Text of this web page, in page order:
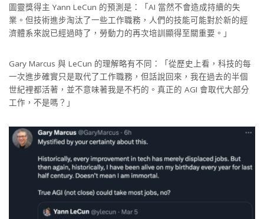
圖靈獎得主 Yann LeCun 的預測是：「AI 當然不會造成持續的失
業。但技術進步淘汰了一些工作職務，人們的技能可能對於新的經
濟體系來說已經過時了，勞動力的再次培訓顯得至關重要。」
Gary Marcus 與 LeCun 的理解略有不同：「從歷史上看，科技的每
一次進步確實只是取代了工作職務，但話說回來，我在過去的半個
世紀裡都活著，並不意味著我是不朽的。真正的 AGI 會取代大部分
工作，不是嗎？」